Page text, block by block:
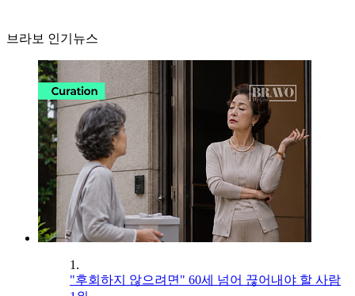
브라보 인기뉴스
1.
"후회하지 않으려면" 60세 넘어 끊어내야 할 사람